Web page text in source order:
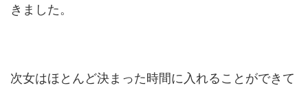
きました。
次女はほとんど決まった時間に入れることができて